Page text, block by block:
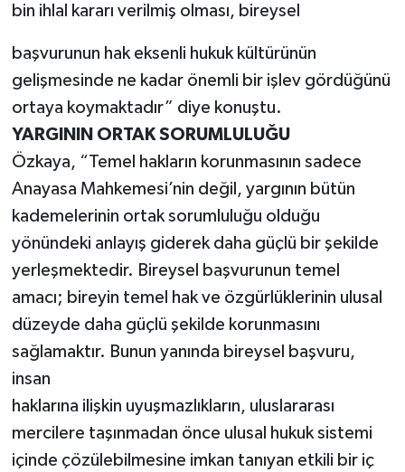
bin ihlal kararı verilmiş olması, bireysel
başvurunun hak eksenli hukuk kültürünün
gelişmesinde ne kadar önemli bir işlev gördüğünü
ortaya koymaktadır” diye konuştu.
YARGININ ORTAK SORUMLULUĞU
Özkaya, “Temel hakların korunmasının sadece
Anayasa Mahkemesi’nin değil, yargının bütün
kademelerinin ortak sorumluluğu olduğu
yönündeki anlayış giderek daha güçlü bir şekilde
yerleşmektedir. Bireysel başvurunun temel
amacı; bireyin temel hak ve özgürlüklerinin ulusal
düzeyde daha güçlü şekilde korunmasını
sağlamaktır. Bunun yanında bireysel başvuru,
insan
haklarına ilişkin uyuşmazlıkların, uluslararası
mercilere taşınmadan önce ulusal hukuk sistemi
içinde çözülebilmesine imkan tanıyan etkili bir iç